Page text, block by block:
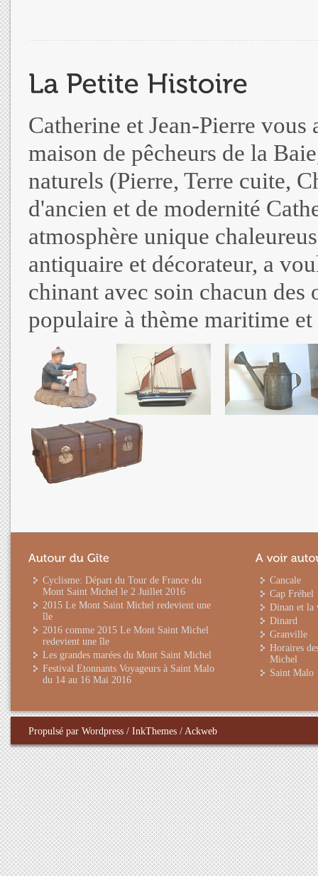
Catherine et Jean-Pierre
maison de pêcheurs de la
naturels (Pierre, Terre cuite,
d'ancien et de modernité
atmosphère unique
antiquaire et décorateur, a
chinant avec soin chacun
populaire à thème maritime
Cyclisme: Départ du Tour de France du
Mont Saint Michel le 2 Juillet 2016
2015 Le Mont Saint Michel redevient une
île
2016 comme 2015 Le Mont Saint Michel
redevient une île
Les grandes marées du Mont Saint Michel
Festival Etonnants Voyageurs à Saint Malo
du 14 au 16 Mai 2016
Cancale
Cap Fréhel
Dinan et la
Dinard
Granville
Horaires
Michel
Saint Malo
Propulsé par Wordpress / InkThemes / Ackweb